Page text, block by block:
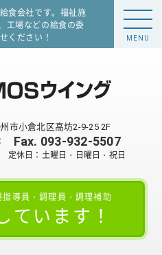
食会社です。福祉施
工場などの給食の委
ください！
市小倉北区高坊2-9-25 2F
Fax. 093-932-5507
休日：土曜日・日曜日・祝日
指導員・調理員・調理補助
ています！
MENU